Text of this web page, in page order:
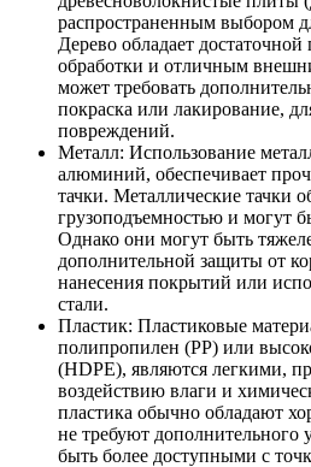
распространенным выбором
Дерево обладает
обработки и отличным
может требовать
покраска или лакирование,
повреждений.
Металл: Использование
алюминий, обеспечивает
тачки. Металлические тачки
грузоподъемностью и могут
Однако они могут быть
дополнительной защиты от
нанесения покрытий или
стали.
Пластик: Пластиковые
полипропилен (PP) или
(HDPE), являются легкими,
воздействию влаги и
пластика обычно обладают
не требуют дополнительного
быть более доступными с